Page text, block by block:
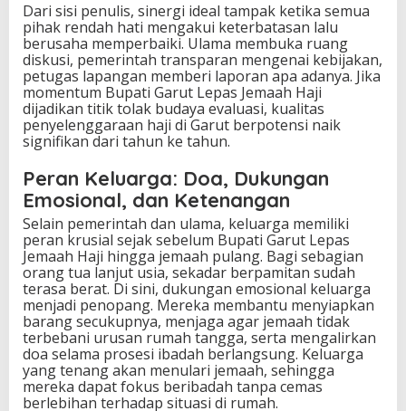
Dari sisi penulis, sinergi ideal tampak ketika semua
pihak rendah hati mengakui keterbatasan lalu
berusaha memperbaiki. Ulama membuka ruang
diskusi, pemerintah transparan mengenai kebijakan,
petugas lapangan memberi laporan apa adanya. Jika
momentum Bupati Garut Lepas Jemaah Haji
dijadikan titik tolak budaya evaluasi, kualitas
penyelenggaraan haji di Garut berpotensi naik
signifikan dari tahun ke tahun.
Peran Keluarga: Doa, Dukungan
Emosional, dan Ketenangan
Selain pemerintah dan ulama, keluarga memiliki
peran krusial sejak sebelum Bupati Garut Lepas
Jemaah Haji hingga jemaah pulang. Bagi sebagian
orang tua lanjut usia, sekadar berpamitan sudah
terasa berat. Di sini, dukungan emosional keluarga
menjadi penopang. Mereka membantu menyiapkan
barang secukupnya, menjaga agar jemaah tidak
terbebani urusan rumah tangga, serta mengalirkan
doa selama prosesi ibadah berlangsung. Keluarga
yang tenang akan menulari jemaah, sehingga
mereka dapat fokus beribadah tanpa cemas
berlebihan terhadap situasi di rumah.